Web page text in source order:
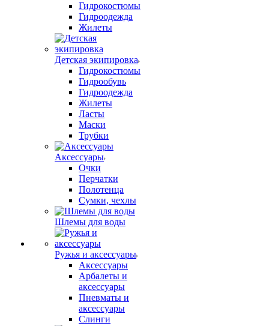
Гидрокостюмы
Гидроодежда
Жилеты
Детская экипировка
Гидрокостюмы
Гидрообувь
Гидроодежда
Жилеты
Ласты
Маски
Трубки
Аксессуары
Очки
Перчатки
Полотенца
Сумки, чехлы
Шлемы для воды
Ружья и аксессуары
Аксессуары
Арбалеты и
аксессуары
Пневматы и
аксессуары
Слинги